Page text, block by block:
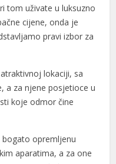
tom uživate u luksuzno
cijene, onda je
pravi izbor za
lokaciji, sa
a za njene posjetioce u
koje odmor čine
opremljenu
aparatima, a za one